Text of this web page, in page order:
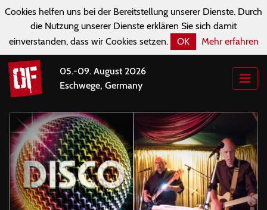
Cookies helfen uns bei der Bereitstellung unserer Dienste. Durch
die Nutzung unserer Dienste erklären Sie sich damit
einverstanden, dass wir Cookies setzen.
OK Mehr erfahren
05.-09. August 2026
Eschwege, Germany